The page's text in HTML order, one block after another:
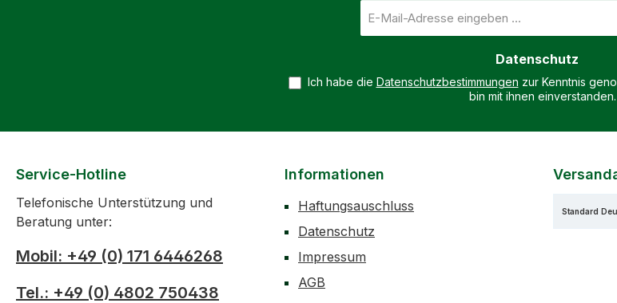
Mail-
Datenschutz
Ich habe die Datenschutzbestimmungen zur Kenntnis
bin mit ihnen einverstanden.
Service-Hotline
Telefonische Unterstützung und
Beratung unter:
Mobil: +49 (0) 171 6446268
Tel.: +49 (0) 4802 750438
Informationen
Haftungsauschluss
Datenschutz
Impressum
AGB
Standard